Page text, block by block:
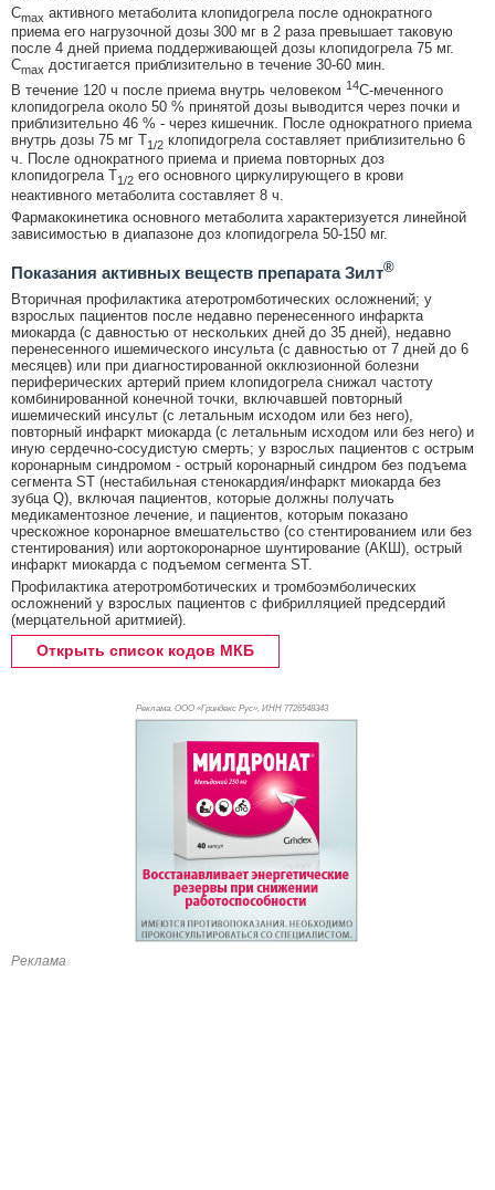
Сmax активного метаболита клопидогрела после однократного
приема его нагрузочной дозы 300 мг в 2 раза превышает таковую
после 4 дней приема поддерживающей дозы клопидогрела 75 мг.
Сmax достигается приблизительно в течение 30-60 мин.
В течение 120 ч после приема внутрь человеком 14C-меченного
клопидогрела около 50 % принятой дозы выводится через почки и
приблизительно 46 % - через кишечник. После однократного приема
внутрь дозы 75 мг Т1/2 клопидогрела составляет приблизительно 6
ч. После однократного приема и приема повторных доз
клопидогрела Т1/2 его основного циркулирующего в крови
неактивного метаболита составляет 8 ч.
Фармакокинетика основного метаболита характеризуется линейной
зависимостью в диапазоне доз клопидогрела 50-150 мг.
Показания активных веществ препарата Зилт®
Вторичная профилактика атеротромботических осложнений; у
взрослых пациентов после недавно перенесенного инфаркта
миокарда (с давностью от нескольких дней до 35 дней), недавно
перенесенного ишемического инсульта (с давностью от 7 дней до 6
месяцев) или при диагностированной окклюзионной болезни
периферических артерий прием клопидогрела снижал частоту
комбинированной конечной точки, включавшей повторный
ишемический инсульт (с летальным исходом или без него),
повторный инфаркт миокарда (с летальным исходом или без него) и
иную сердечно-сосудистую смерть; у взрослых пациентов с острым
коронарным синдромом - острый коронарный синдром без подъема
сегмента ST (нестабильная стенокардия/инфаркт миокарда без
зубца Q), включая пациентов, которые должны получать
медикаментозное лечение, и пациентов, которым показано
чрескожное коронарное вмешательство (со стентированием или без
стентирования) или аортокоронарное шунтирование (АКШ), острый
инфаркт миокарда с подъемом сегмента ST.
Профилактика атеротромботических и тромбоэмболических
осложнений у взрослых пациентов с фибрилляцией предсердий
(мерцательной аритмией).
Открыть список кодов МКБ
Реклама. ООО «Гриндекс Рус», ИНН 7726548343
Реклама